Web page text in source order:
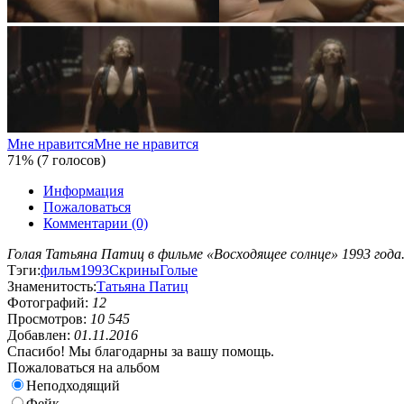
Мне нравитсяМне не нравится
71% (7 голосов)
Информация
Пожаловаться
Комментарии (0)
Голая Татьяна Патиц в фильме «Восходящее солнце» 1993 года.
Тэги:фильм1993СкриныГолые
Знаменитость:Татьяна Патиц
Фотографий: 12
Просмотров: 10 545
Добавлен: 01.11.2016
Спасибо! Мы благодарны за вашу помощь.
Пожаловаться на альбом
Неподходящий